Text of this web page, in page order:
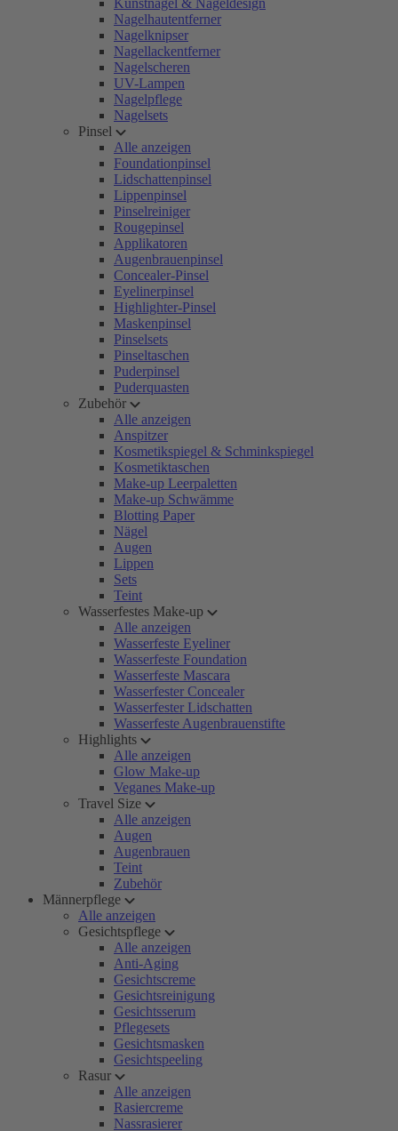
Kunstnägel & Nageldesign
Nagelhautentferner
Nagelknipser
Nagellackentferner
Nagelscheren
UV-Lampen
Nagelpflege
Nagelsets
Pinsel
Alle anzeigen
Foundationpinsel
Lidschattenpinsel
Lippenpinsel
Pinselreiniger
Rougepinsel
Applikatoren
Augenbrauenpinsel
Concealer-Pinsel
Eyelinerpinsel
Highlighter-Pinsel
Maskenpinsel
Pinselsets
Pinseltaschen
Puderpinsel
Puderquasten
Zubehör
Alle anzeigen
Anspitzer
Kosmetikspiegel & Schminkspiegel
Kosmetiktaschen
Make-up Leerpaletten
Make-up Schwämme
Blotting Paper
Nägel
Augen
Lippen
Sets
Teint
Wasserfestes Make-up
Alle anzeigen
Wasserfeste Eyeliner
Wasserfeste Foundation
Wasserfeste Mascara
Wasserfester Concealer
Wasserfester Lidschatten
Wasserfeste Augenbrauenstifte
Highlights
Alle anzeigen
Glow Make-up
Veganes Make-up
Travel Size
Alle anzeigen
Augen
Augenbrauen
Teint
Zubehör
Männerpflege
Alle anzeigen
Gesichtspflege
Alle anzeigen
Anti-Aging
Gesichtscreme
Gesichtsreinigung
Gesichtsserum
Pflegesets
Gesichtsmasken
Gesichtspeeling
Rasur
Alle anzeigen
Rasiercreme
Nassrasierer